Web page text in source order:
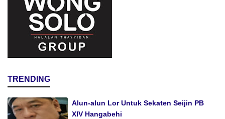
TRENDING
Alun-alun Lor Untuk Sekaten Seijin PB
XIV Hangabehi